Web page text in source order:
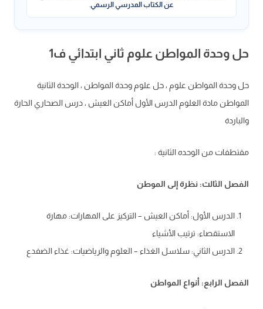
عن الكتاب المدرسي الرسمي.
حل وحدة المواطن علوم ثاني ابتدائي ف1
حل وحدة المواطن علوم ، حل علوم وحدة المواطن ، الوحدة الثانية
المواطن مادة العلوم الدرس الأول أماكن العيش ، درس الصحاري الحارة
والباردة
مقتطفات من الوحده الثانية :
الفصل الثالث: نظرة إلى الموطن
الدرس الأول: أماكن العيش – التركيز على المهارات: مهارة
الاستقصاء: ترتيب الأشياء
الدرس الثاني: سلاسل الغذاء – العلوم والرياضيات: غذاء الضفدع
الفصل الرابع: أنواع المواطن